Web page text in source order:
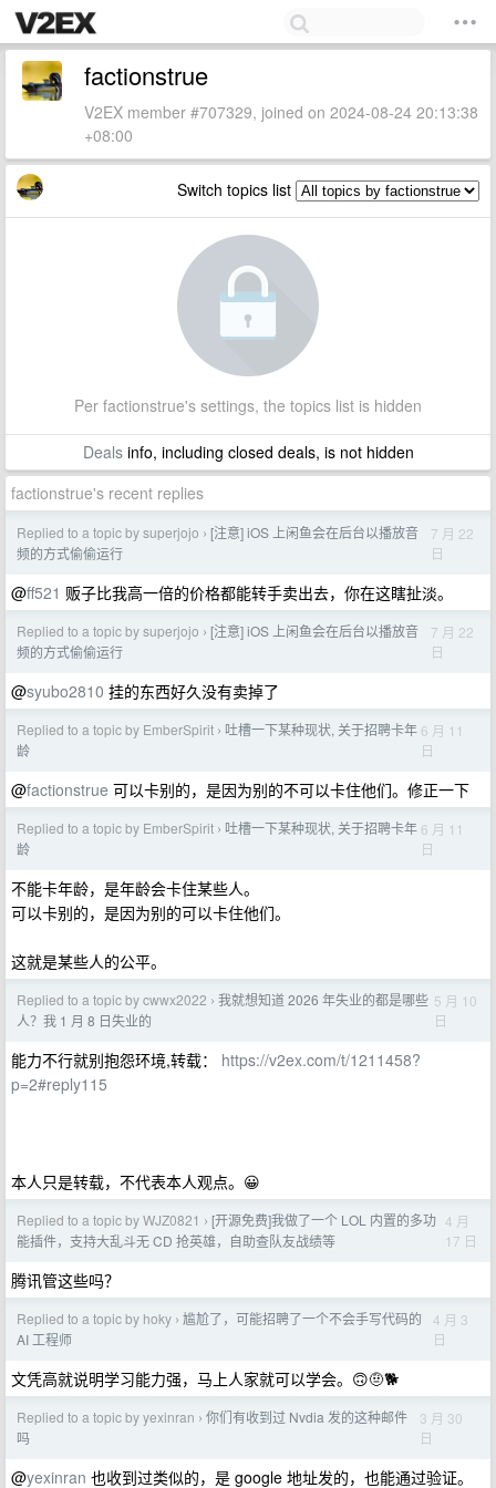
factionstrue
V2EX member #707329, joined on 2024-08-24 20:13:38
+08:00
Switch topics list
Per factionstrue's settings, the topics list is hidden
Dealsinfo, including closed deals, is not hidden
factionstrue's recent replies
Replied to a topic by superjojo › [注意] iOS 上闲鱼会在后台以播放音
频的方式偷偷运行
7 月 22
日
@ff521 贩子比我高一倍的价格都能转手卖出去，你在这瞎扯淡。
Replied to a topic by superjojo › [注意] iOS 上闲鱼会在后台以播放音
频的方式偷偷运行
7 月 22
日
@syubo2810 挂的东西好久没有卖掉了
Replied to a topic by EmberSpirit › 吐槽一下某种现状, 关于招聘卡年
龄
6 月 11
日
@factionstrue 可以卡别的，是因为别的不可以卡住他们。修正一下
Replied to a topic by EmberSpirit › 吐槽一下某种现状, 关于招聘卡年
龄
6 月 11
日
不能卡年龄，是年龄会卡住某些人。
可以卡别的，是因为别的可以卡住他们。
这就是某些人的公平。
Replied to a topic by cwwx2022 › 我就想知道 2026 年失业的都是哪些
人？我 1 月 8 日失业的
5 月 10
日
能力不行就别抱怨环境,转载： https://v2ex.com/t/1211458?
p=2#reply115
本人只是转载，不代表本人观点。😀
Replied to a topic by WJZ0821 › [开源免费]我做了一个 LOL 内置的多功
能插件，支持大乱斗无 CD 抢英雄，自助查队友战绩等
4 月
17 日
腾讯管这些吗？
Replied to a topic by hoky › 尴尬了，可能招聘了一个不会手写代码的
AI 工程师
4 月 3
日
文凭高就说明学习能力强，马上人家就可以学会。🙃🤨🐕
Replied to a topic by yexinran › 你们有收到过 Nvdia 发的这种邮件
吗
3 月 30
日
@yexinran 也收到过类似的，是 google 地址发的，也能通过验证。